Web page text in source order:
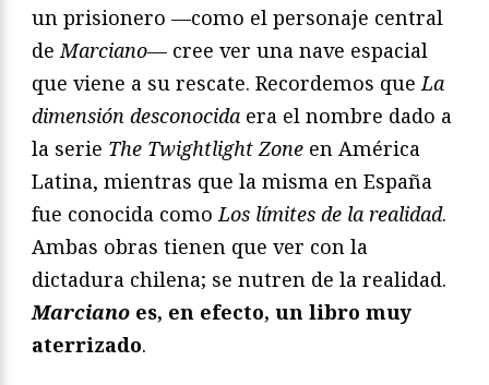
un prisionero —como el personaje central
deMarciano— cree ver una nave espacial
que viene a su rescate. Recordemos queLa
dimensión desconocida era el nombre dado a
la serie The Twightlight Zone en América
Latina, mientras que la misma en España
fue conocida comoLos límites de la realidad.
Ambas obras tienen que ver con la
dictadura chilena; se nutren de la realidad.
Marciano es, en efecto, un libro muy
aterrizado.